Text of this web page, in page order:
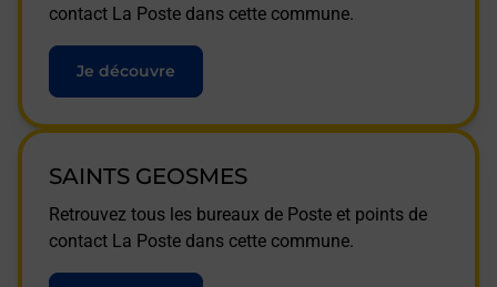
contact La Poste dans cette commune.
Je découvre
SAINTS GEOSMES
Retrouvez tous les bureaux de Poste et points de
contact La Poste dans cette commune.